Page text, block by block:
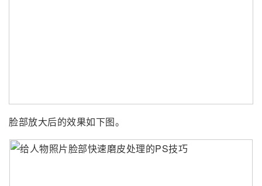
脸部放大后的效果如下图。